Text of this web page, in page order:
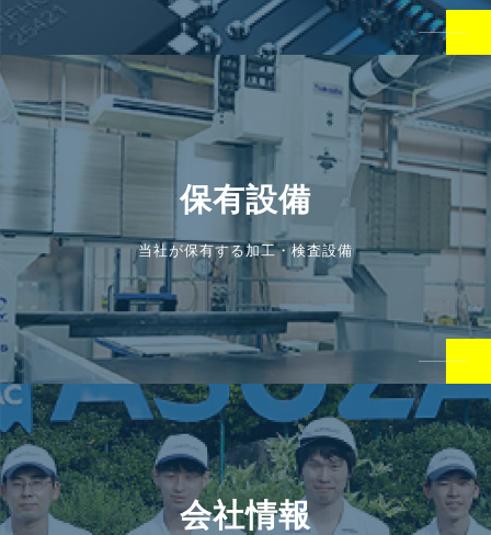
保有設備
当社が保有する加工・検査設備
会社情報